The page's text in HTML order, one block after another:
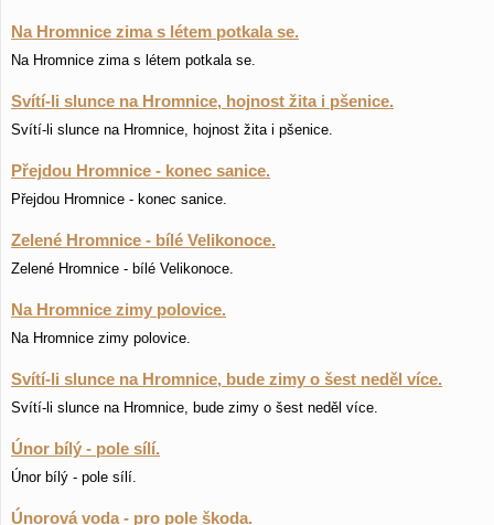
Na Hromnice zima s létem potkala se.
Na Hromnice zima s létem potkala se.
Svítí-li slunce na Hromnice, hojnost žita i pšenice.
Svítí-li slunce na Hromnice, hojnost žita i pšenice.
Přejdou Hromnice - konec sanice.
Přejdou Hromnice - konec sanice.
Zelené Hromnice - bílé Velikonoce.
Zelené Hromnice - bílé Velikonoce.
Na Hromnice zimy polovice.
Na Hromnice zimy polovice.
Svítí-li slunce na Hromnice, bude zimy o šest neděl více.
Svítí-li slunce na Hromnice, bude zimy o šest neděl více.
Únor bílý - pole sílí.
Únor bílý - pole sílí.
Únorová voda - pro pole škoda.